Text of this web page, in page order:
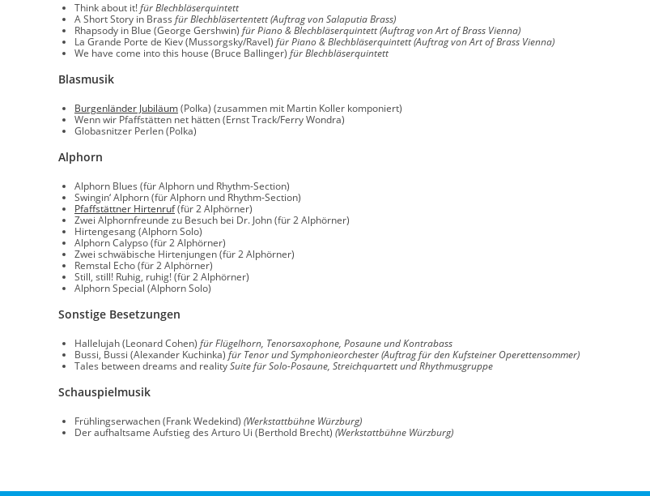
Think about it!für Blechbläserquintett
A Short Story in Brass für Blechbläsertentett (Auftrag von Salaputia Brass)
Rhapsody in Blue (George Gershwin) für Piano & Blechbläserquintett (Auftrag von Art of Brass Vienna)
La Grande Porte de Kiev (Mussorgsky/Ravel) für Piano & Blechbläserquintett(Auftrag von Art of Brass Vienna)
We have come into this house (Bruce Ballinger) für Blechbläserquintett
Blasmusik
Burgenländer Jubiläum(Polka) (zusammen mit Martin Koller komponiert)
Wenn wir Pfaffstätten net hätten (Ernst Track/Ferry Wondra)
Globasnitzer Perlen (Polka)
Alphorn
Alphorn Blues (für Alphorn und Rhythm-Section)
Swingin‘ Alphorn (für Alphorn und Rhythm-Section)
Pfaffstättner Hirtenruf(für 2 Alphörner)
Zwei Alphornfreunde zu Besuch bei Dr. John (für 2 Alphörner)
Hirtengesang (Alphorn Solo)
Alphorn Calypso (für 2 Alphörner)
Zwei schwäbische Hirtenjungen (für 2 Alphörner)
Remstal Echo (für 2 Alphörner)
Still, still! Ruhig, ruhig! (für 2 Alphörner)
Alphorn Special (Alphorn Solo)
Sonstige Besetzungen
Hallelujah (Leonard Cohen) für Flügelhorn, Tenorsaxophone, Posaune und Kontrabass
Bussi, Bussi (Alexander Kuchinka) für Tenor und Symphonieorchester (Auftrag für den Kufsteiner Operettensommer)
Tales between dreams and realitySuite für Solo-Posaune, Streichquartett und Rhythmusgruppe
Schauspielmusik
Frühlingserwachen (Frank Wedekind) (Werkstattbühne Würzburg)
Der aufhaltsame Aufstieg des Arturo Ui (Berthold Brecht) (Werkstattbühne Würzburg)